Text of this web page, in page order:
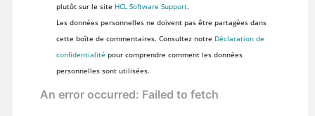
plutôt sur le site HCL Software Support.
Les données personnelles ne doivent pas être partagées dans
cette boîte de commentaires. Consultez notre Déclaration de
confidentialité pour comprendre comment les données
personnelles sont utilisées.